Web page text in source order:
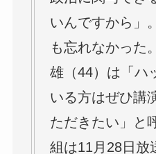
いんですから」
も忘れなかった
雄（44）は「ハ
いる方はぜひ講
ただきたい」と
組は11月28日放